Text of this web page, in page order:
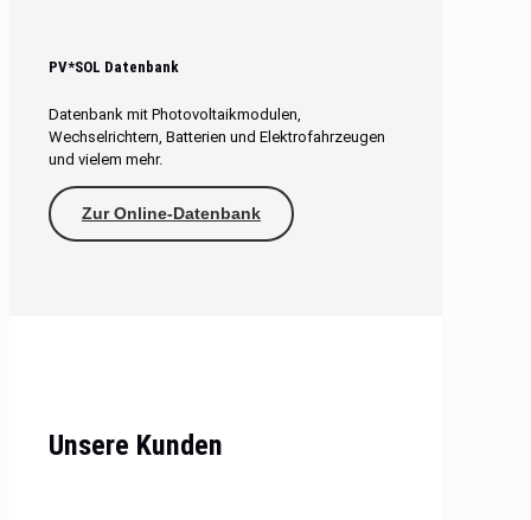
PV*SOL Datenbank
Datenbank mit Photovoltaikmodulen,
Wechselrichtern, Batterien und Elektrofahrzeugen
und vielem mehr.
Zur Online-Datenbank
Unsere Kunden